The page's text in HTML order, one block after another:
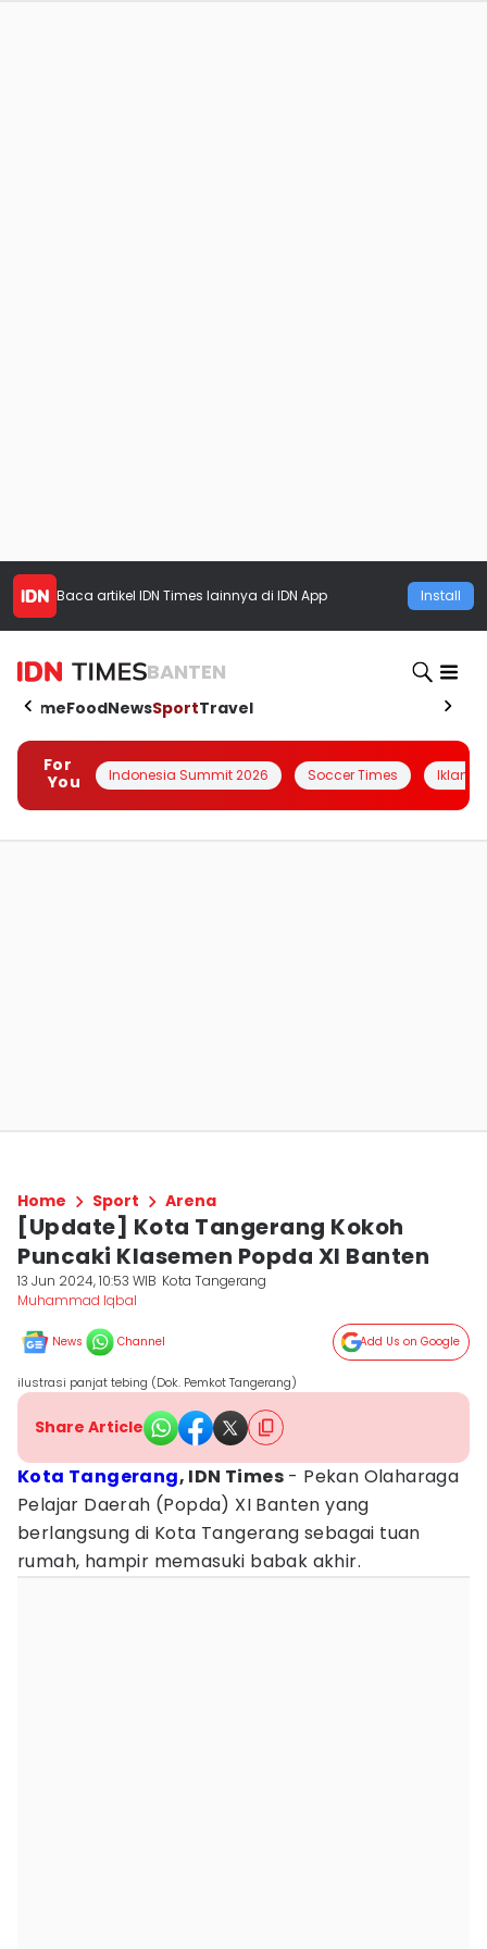
Baca artikel IDN Times lainnya di IDN App Install
BANTEN
HomeFoodNewsSportTravel
For
You
Indonesia Summit 2026 Soccer Times Iklanin
Home Sport Arena
[Update] Kota Tangerang Kokoh
Puncaki Klasemen Popda XI Banten
13 Jun 2024, 10:53 WIB Kota Tangerang
Muhammad Iqbal
News Channel Add Us on Google
ilustrasi panjat tebing (Dok. Pemkot Tangerang)
Share Article
Kota Tangerang, IDN Times - Pekan Olaharaga
Pelajar Daerah (Popda) XI Banten yang
berlangsung di Kota Tangerang sebagai tuan
rumah, hampir memasuki babak akhir.